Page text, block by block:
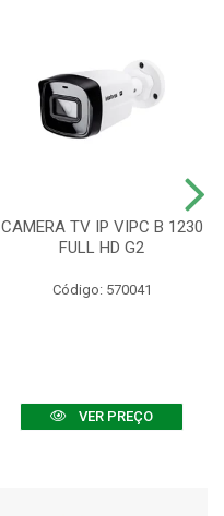
CAMERA TV IP VIPC B 1230
FULL HD G2
Código: 570041
VER PREÇO